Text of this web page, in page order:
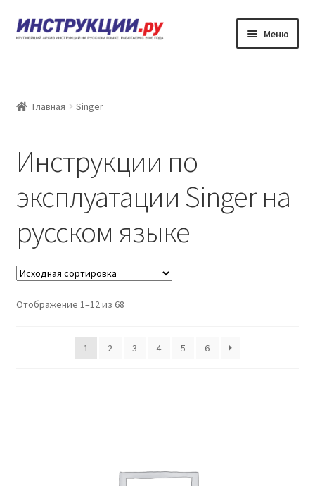
Перейти
к
Перейти
к
Меню
Каталог инструкций по эксплуатации
Личный кабинет
Главная Singer
Инструкции по
эксплуатации Singer на
русском языке
Отображение 1–12 из 68
1 2 3 4 5 6